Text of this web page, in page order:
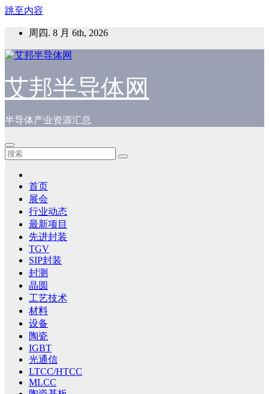
跳至内容
周四. 8 月 6th, 2026
艾邦半导体网
半导体产业资源汇总
首页
展会
行业动态
最新项目
先进封装
TGV
SIP封装
封测
晶圆
工艺技术
材料
设备
陶瓷
IGBT
光通信
LTCC/HTCC
MLCC